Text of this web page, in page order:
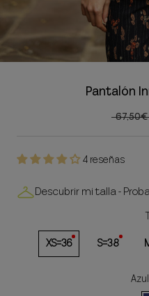
Pantalón
67,50€
4 reseñas
Descubrir mi talla -
XS=36
S=38